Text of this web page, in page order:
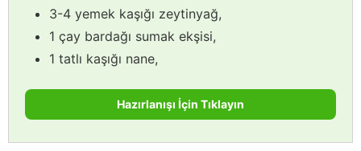
3-4 yemek kaşığı zeytinyağ,
1 çay bardağı sumak ekşisi,
1 tatlı kaşığı nane,
Hazırlanışı İçin Tıklayın